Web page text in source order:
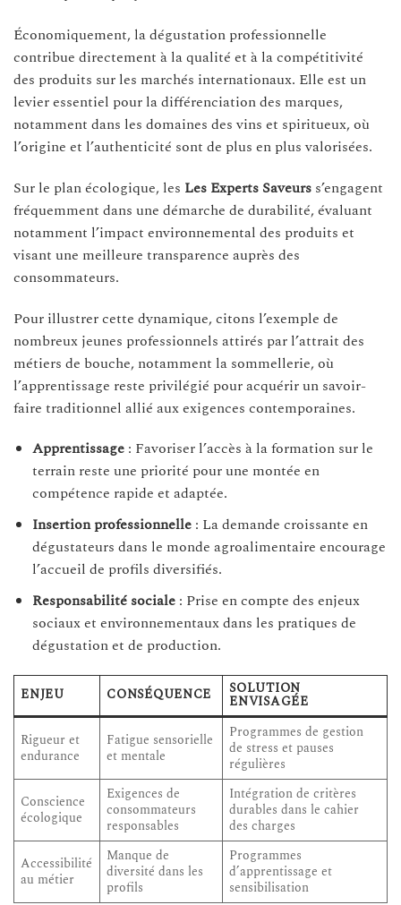
Économiquement, la dégustation professionnelle
contribue directement à la qualité et à la compétitivité
des produits sur les marchés internationaux. Elle est un
levier essentiel pour la différenciation des marques,
notamment dans les domaines des vins et spiritueux, où
l’origine et l’authenticité sont de plus en plus valorisées.
Sur le plan écologique, les Les Experts Saveurs s’engagent
fréquemment dans une démarche de durabilité, évaluant
notamment l’impact environnemental des produits et
visant une meilleure transparence auprès des
consommateurs.
Pour illustrer cette dynamique, citons l’exemple de
nombreux jeunes professionnels attirés par l’attrait des
métiers de bouche, notamment la sommellerie, où
l’apprentissage reste privilégié pour acquérir un savoir-
faire traditionnel allié aux exigences contemporaines.
Apprentissage: Favoriser l’accès à la formation sur le
terrain reste une priorité pour une montée en
compétence rapide et adaptée.
Insertion professionnelle: La demande croissante en
dégustateurs dans le monde agroalimentaire encourage
l’accueil de profils diversifiés.
Responsabilité sociale: Prise en compte des enjeux
sociaux et environnementaux dans les pratiques de
dégustation et de production.
ENJEU CONSÉQUENCE SOLUTION
ENVISAGÉE
Rigueur et
endurance
Fatigue sensorielle
et mentale
Programmes de gestion
de stress et pauses
régulières
Conscience
écologique
Exigences de
consommateurs
responsables
Intégration de critères
durables dans le cahier
des charges
Accessibilité
au métier
Manque de
diversité dans les
profils
Programmes
d’apprentissage et
sensibilisation